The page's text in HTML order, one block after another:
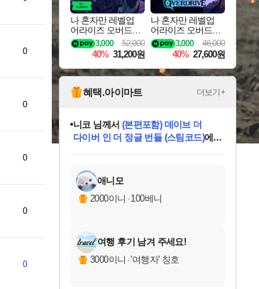
0
0
0
0
0
나 혼자만 레벨업
어라이즈 오버드라
이브 디럭스 에디션
Solo Leveling Arise
Overdrive Deluxe Edi
tion
52,000
3,000
40% 31,200원
나 혼자만 레벨업
어라이즈 오버드라
이브 Solo Leveling A
rise
46,000
3,000
40% 27,600원
혜택.아이마트 더보기+
교환.
당첨되셨습니다.
니코님께서 (본편포함) 데이브 더
다이버 인 더 정글 번들 (스팀코드)에
당첨되셨습니다.
당첨되셨습니다.
당첨되셨습니다.
당첨되셨습니다.
당첨되셨습니다.
에디션 (스팀코드)
당첨되셨습니다.
애니모
2000이니 · 100베니
여행 후기 남겨 주세요!
3000이니 ·'여행자' 칭호